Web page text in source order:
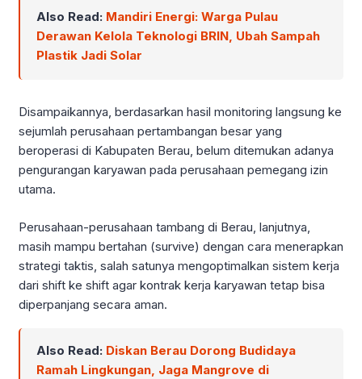
Also Read: Mandiri Energi: Warga Pulau
Derawan Kelola Teknologi BRIN, Ubah Sampah
Plastik Jadi Solar
Disampaikannya, berdasarkan hasil monitoring langsung ke
sejumlah perusahaan pertambangan besar yang
beroperasi di Kabupaten Berau, belum ditemukan adanya
pengurangan karyawan pada perusahaan pemegang izin
utama.
Perusahaan-perusahaan tambang di Berau, lanjutnya,
masih mampu bertahan (survive) dengan cara menerapkan
strategi taktis, salah satunya mengoptimalkan sistem kerja
dari shift ke shift agar kontrak kerja karyawan tetap bisa
diperpanjang secara aman.
Also Read: Diskan Berau Dorong Budidaya
Ramah Lingkungan, Jaga Mangrove di